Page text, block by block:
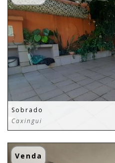
Sobrado
Caxingui
Venda